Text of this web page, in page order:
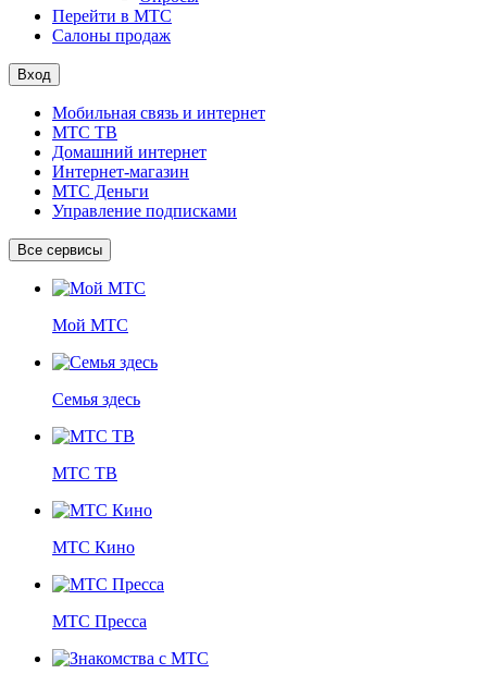
Перейти в МТС
Салоны продаж
Вход
Мобильная связь и интернет
МТС ТВ
Домашний интернет
Интернет-магазин
МТС Деньги
Управление подписками
Все сервисы
Мой МТС
Семья здесь
МТС ТВ
МТС Кино
МТС Пресса